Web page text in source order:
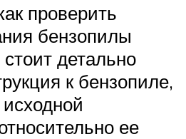
проверить
бензопилы
детально
к бензопиле,
ее